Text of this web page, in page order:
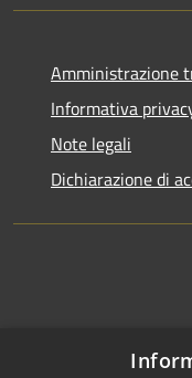
Amministrazione
Informativa
Note legali
Dichiarazione di